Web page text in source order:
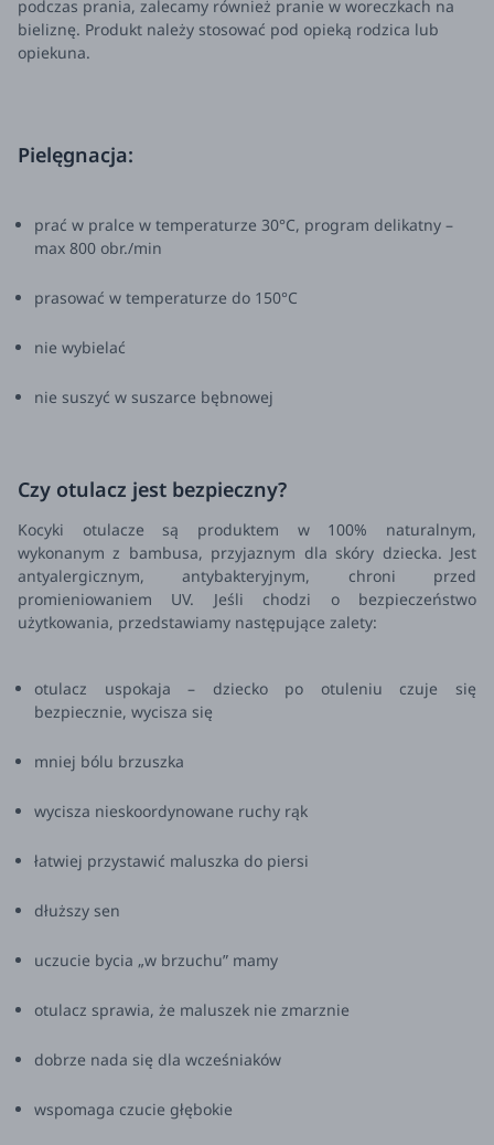
podczas prania, zalecamy również pranie w woreczkach na
bieliznę. Produkt należy stosować pod opieką rodzica lub
opiekuna.
Pielęgnacja:
prać w pralce w temperaturze 30°C, program delikatny –
max 800 obr./min
prasować w temperaturze do 150°C
nie wybielać
nie suszyć w suszarce bębnowej
Czy otulacz jest bezpieczny?
Kocyki otulacze są produktem w 100% naturalnym,
wykonanym z bambusa, przyjaznym dla skóry dziecka. Jest
antyalergicznym, antybakteryjnym, chroni przed
promieniowaniem UV. Jeśli chodzi o bezpieczeństwo
użytkowania, przedstawiamy następujące zalety:
otulacz uspokaja – dziecko po otuleniu czuje się
bezpiecznie, wycisza się
mniej bólu brzuszka
wycisza nieskoordynowane ruchy rąk
łatwiej przystawić maluszka do piersi
dłuższy sen
uczucie bycia „w brzuchu” mamy
otulacz sprawia, że maluszek nie zmarznie
dobrze nada się dla wcześniaków
wspomaga czucie głębokie